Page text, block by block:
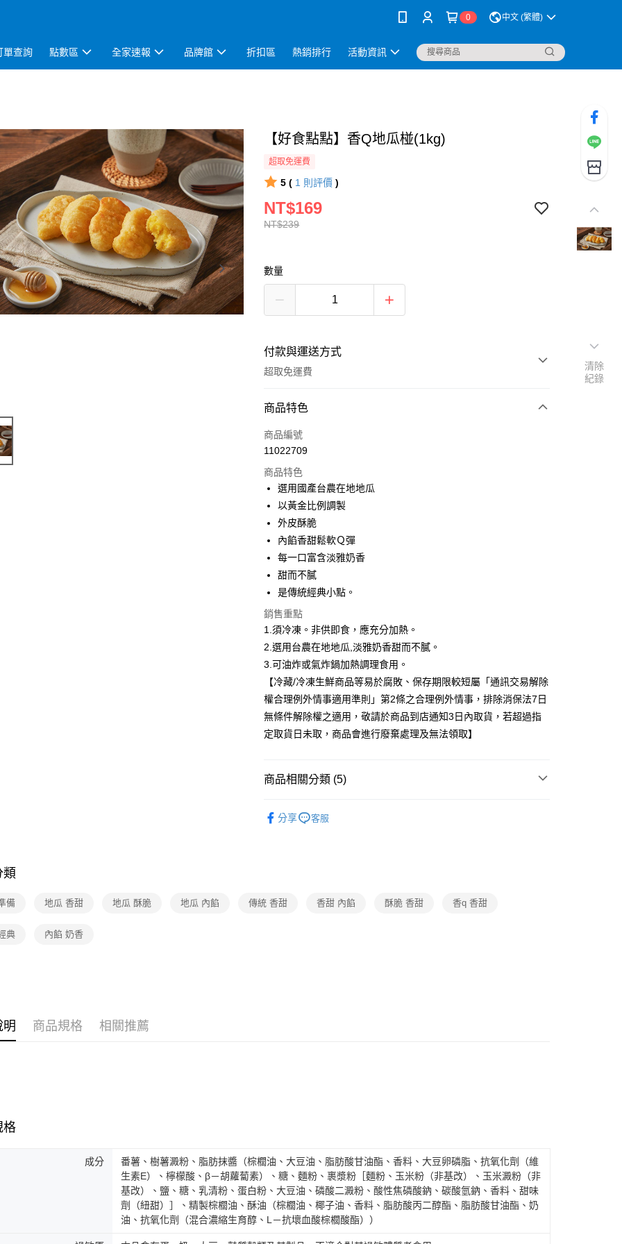
0 中文 (繁體)
單查詢 點數區 全家速報 品牌館 折扣區 熱銷排行 活動資訊
【好食點點】香Q地瓜椪(1kg)
超取免運費
5 ( 1 則評價 )
NT$239
NT$169
數量
付款與運送方式
超取免運費
付款方式
全家線上支付
運送方式
冷凍-全家取貨付款
免運費
冷凍-付款後全家取貨
免運費
商品特色
商品編號
11022709
商品特色
選用國產台農在地地瓜
以黃金比例調製
外皮酥脆
內餡香甜鬆軟Ｑ彈
每一口富含淡雅奶香
甜而不膩
是傳統經典小點。
銷售重點
1.須冷凍。非供即食，應充分加熱。
2.選用台農在地地瓜,淡雅奶香甜而不膩。
3.可油炸或氣炸鍋加熱調理食用。
【冷藏/冷凍生鮮商品等易於腐敗、保存期限較短屬「通訊交易解除
權合理例外情事適用準則」第2條之合理例外情事，排除消保法7日
無條件解除權之適用，敬請於商品到店通知3日內取貨，若超過指
定取貨日未取，商品會進行廢棄處理及無法領取】
商品相關分類 (5)
分享 客服
類
備 地瓜 香甜 地瓜 酥脆 地瓜 內餡 傳統 香甜 香甜 內餡 酥脆 香甜 香q 香甜
典 內餡 奶香
明 商品規格 相關推薦
格
成分
番薯、樹薯澱粉、脂肪抹醬（棕櫚油、大豆油、脂肪酸甘油酯、香料、大豆卵磷脂、抗氧化劑（維
生素E）、檸檬酸、β－胡蘿蔔素）、糖、麵粉、裹漿粉［麵粉、玉米粉（非基改）、玉米澱粉（非
基改）、鹽、糖、乳清粉、蛋白粉、大豆油、磷酸二澱粉、酸性焦磷酸鈉、碳酸氫鈉、香料、甜味
劑（紐甜）］、精製棕櫚油、酥油（棕櫚油、椰子油、香料、脂肪酸丙二醇酯、脂肪酸甘油酯、奶
油、抗氧化劑（混合濃縮生育醇、L－抗壞血酸棕櫚酸酯））
清除
紀錄